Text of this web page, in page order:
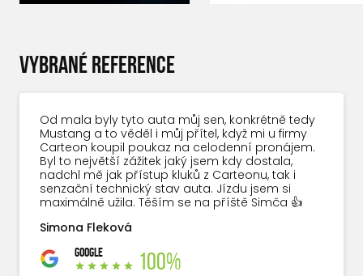
VYBRANÉ REFERENCE
Od mala byly tyto auta můj sen, konkrétně tedy
Mustang a to věděl i můj přítel, když mi u firmy
Carteon koupil poukaz na celodenní pronájem.
Byl to největší zážitek jaký jsem kdy dostala,
nadchl mě jak přístup kluků z Carteonu, tak i
senzační technický stav auta. Jízdu jsem si
maximálně užila. Těším se na příště Simča 👍
Simona Fleková
GOOGLE 100%